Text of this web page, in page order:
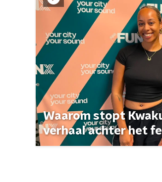
Waarom stopt
verhaal achter het